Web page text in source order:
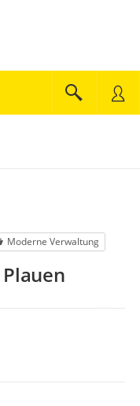
Moderne Verwaltung